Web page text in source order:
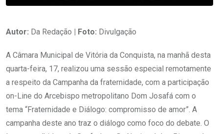
Autor: Da Redação | Foto: Divulgação
A Câmara Municipal de Vitória da Conquista, na manhã desta
quarta-feira, 17, realizou uma sessão especial remotamente
a respeito da Campanha da fraternidade, com a participação
on-Line do Arcebispo metropolitano Dom Josafá com o
tema “Fraternidade e Diálogo: compromisso de amor”. A
campanha deste ano traz o diálogo como foco do debate. O